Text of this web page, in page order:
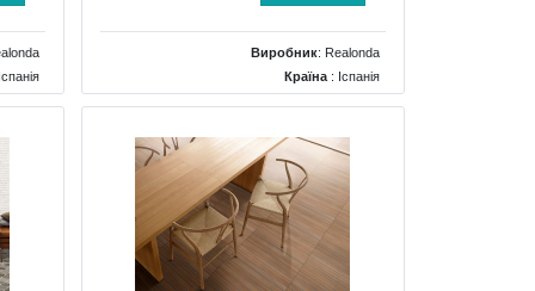
Виробник: Realonda
Країна: Іспанія
Розміри: 330x285